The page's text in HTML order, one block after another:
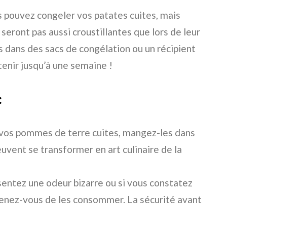
pouvez congeler vos patates cuites, mais
seront pas aussi croustillantes que lors de leur
des sacs de congélation ou un récipient
jusqu’à une semaine !
pommes de terre cuites, mangez-les dans
se transformer en art culinaire de la
une odeur bizarre ou si vous constatez
vous de les consommer. La sécurité avant